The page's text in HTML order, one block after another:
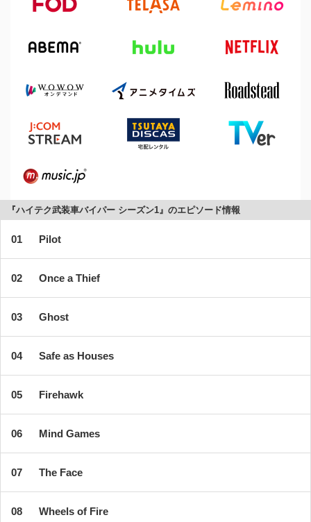
『ハイテク武装車バイパー シーズン1』のエピソード情報
Pilot
Once a Thief
Ghost
Safe as Houses
Firehawk
Mind Games
The Face
Wheels of Fire